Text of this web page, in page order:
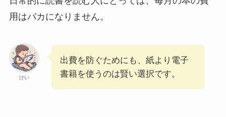
用はバカになりません。
けい
出費を防ぐためにも、紙より電子
書籍を使うのは賢い選択です。